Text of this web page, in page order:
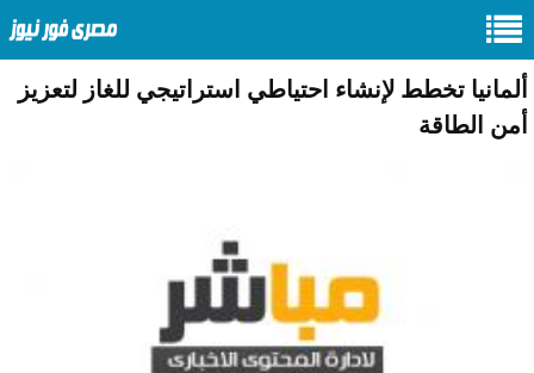
ألمانيا تخطط لإنشاء احتياطي استراتيجي للغاز لتعزيز
أمن الطاقة